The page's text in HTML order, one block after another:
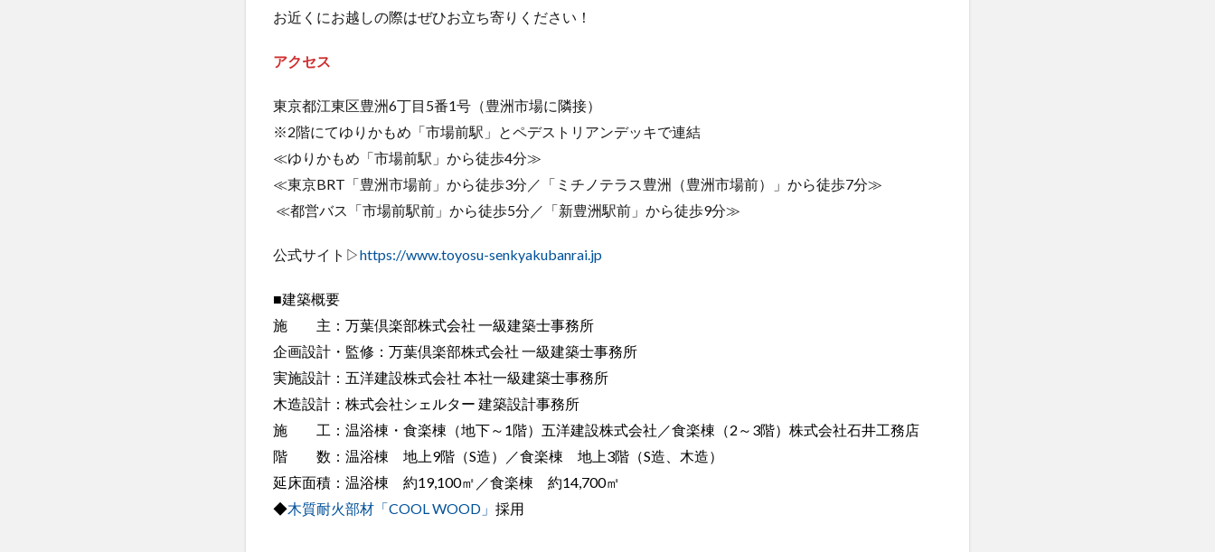
お近くにお越しの際はぜひお立ち寄りください！
アクセス
東京都江東区豊洲6丁目5番1号（豊洲市場に隣接）
※2階にてゆりかもめ「市場前駅」とペデストリアンデッキで連結
≪ゆりかもめ「市場前駅」から徒歩4分≫
≪東京BRT「豊洲市場前」から徒歩3分／「ミチノテラス豊洲（豊洲市場前）」から徒歩7分≫
≪都営バス「市場前駅前」から徒歩5分／「新豊洲駅前」から徒歩9分≫
公式サイト▷https://www.toyosu-senkyakubanrai.jp
■建築概要
施 主：万葉倶楽部株式会社 一級建築士事務所
企画設計・監修：万葉倶楽部株式会社 一級建築士事務所
実施設計：五洋建設株式会社 本社一級建築士事務所
木造設計：株式会社シェルター 建築設計事務所
施 工：温浴棟・食楽棟（地下～1階）五洋建設株式会社／食楽棟（2～3階）株式会社石井工務店
階 数：温浴棟 地上9階（S造）／食楽棟 地上3階（S造、木造）
延床面積：温浴棟 約19,100㎡／食楽棟 約14,700㎡
◆木質耐火部材「COOL WOOD」 採用